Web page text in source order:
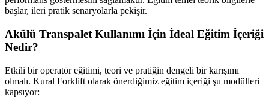
başlar, ileri pratik senaryolarla pekişir.
Akülü Transpalet Kullanımı İçin İdeal Eğitim İçeriği
Nedir?
Etkili bir operatör eğitimi, teori ve pratiğin dengeli bir karışımı
olmalı. Kural Forklift olarak önerdiğimiz eğitim içeriği şu modülleri
kapsıyor: